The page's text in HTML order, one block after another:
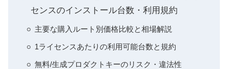
センスのインストール台数・利用規約
主要な購入ルート別価格比較と相場解説
1ライセンスあたりの利用可能台数と規約
無料/生成プロダクトキーのリスク・違法性